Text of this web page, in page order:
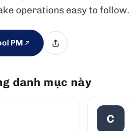
operations easy to follow.
PM
danh mục này
C